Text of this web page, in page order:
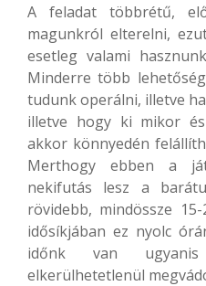
A feladat többrétű,
magunkról elterelni,
esetleg valami
Minderre több
tudunk operálni, illetve
illetve hogy ki mikor
akkor könnyedén
Merthogy ebben a
nekifutás lesz a
rövidebb, mindössze
idősíkjában ez nyolc
időnk van
elkerülhetetlenül